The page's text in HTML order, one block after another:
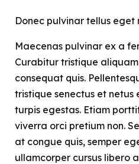
Donec pulvinar tellus
Maecenas pulvinar ex a
Curabitur tristique
consequat quis.
tristique senectus et
turpis egestas. Etiam
viverra orci pretium non.
at congue quis, semper
ullamcorper cursus libero